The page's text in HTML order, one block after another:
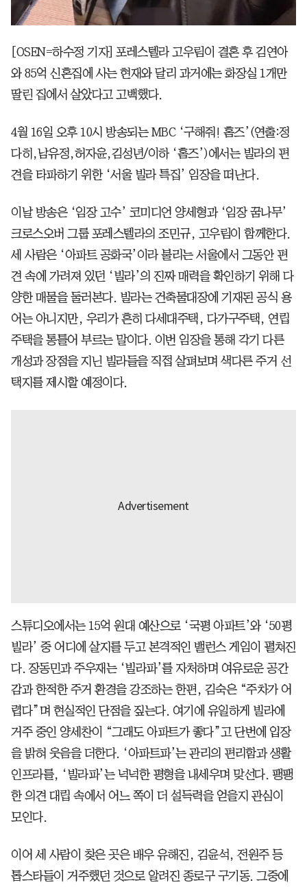
[OSEN=하수정 기자] 포레스텔라 고우림이 결혼 후 김연아
와 85억 신혼집에 사는 현재와 달리 과거에는 화장실 1개만
딸린 집에서 살았다고 고백했다.
4월 16일 오후 10시 방송되는 MBC ‘구해줘! 홈즈’(연출:정
다히,남유정,허자윤,김성년/이하 ‘홈즈’)에서는 빌라의 편
견을 타파하기 위한 ‘서울 빌라 특집’ 임장을 떠난다.
이날 방송은 ‘임장 고수’ 코미디언 양세형과 ‘임장 꿈나무’
크로스오버 그룹 포레스텔라의 조민규, 고우림이 함께한다.
세 사람은 ‘아파트 공화국’이라 불리는 서울에서 그동안 편
견 속에 가려져 있던 ‘빌라’의 진짜 매력을 확인하기 위해 다
양한 매물을 둘러본다. 빌라는 건축물대장에 기재된 공식 용
어는 아니지만, 우리가 흔히 다세대주택, 다가구주택, 연립
주택을 통틀어 부르는 말이다. 이번 임장을 통해 각기 다른
개성과 장점을 지닌 빌라들을 직접 살펴보며 색다른 주거 선
택지를 제시할 예정이다.
스튜디오에서는 15억 원대 예산으로 ‘국평 아파트’와 ‘50평
빌라’ 중 어디에 살지를 두고 본격적인 밸런스 게임이 펼쳐진
다. 장동민과 주우재는 ‘빌라파’를 자처하며 여유로운 공간
감과 한적한 주거 환경을 강조하는 한편, 김숙은 “주차가 어
렵다”며 현실적인 단점을 짚는다. 여기에 유일하게 빌라에
거주 중인 양세찬이 “그래도 아파트가 좋다”고 단번에 입장
을 밝혀 웃음을 더한다. ‘아파트파’는 관리의 편리함과 생활
인프라를, ‘빌라파’는 넉넉한 평형을 내세우며 맞선다. 팽팽
한 의견 대립 속에서 어느 쪽이 더 설득력을 얻을지 관심이
모인다.
이어 세 사람이 찾은 곳은 배우 유해진, 김윤석, 전원주 등
톱스타들이 거주했던 것으로 알려진 종로구 구기동. 그중에